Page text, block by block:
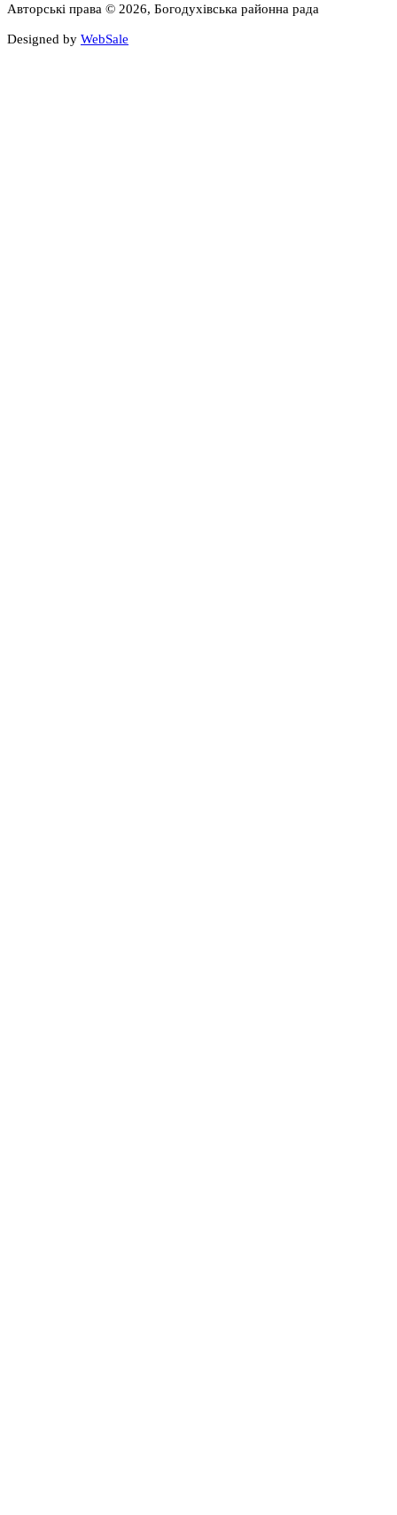
Авторські права © 2026, Богодухівська районна рада
Designed by WebSale